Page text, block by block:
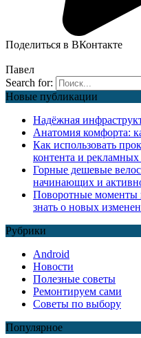
Поделиться в ВКонтакте
Павел
Search for:
Новые публикации
Надёжная
Анатомия комфорта:
Как использовать
контента и
Горные дешевые
начинающих и
Поворотные моменты
знать о новых
Рубрики
Android
Новости
Полезные советы
Ремонтируем сами
Советы по выбору
Популярное